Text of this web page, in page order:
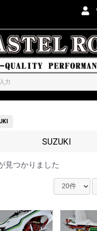
SUZUKI
見つかりました